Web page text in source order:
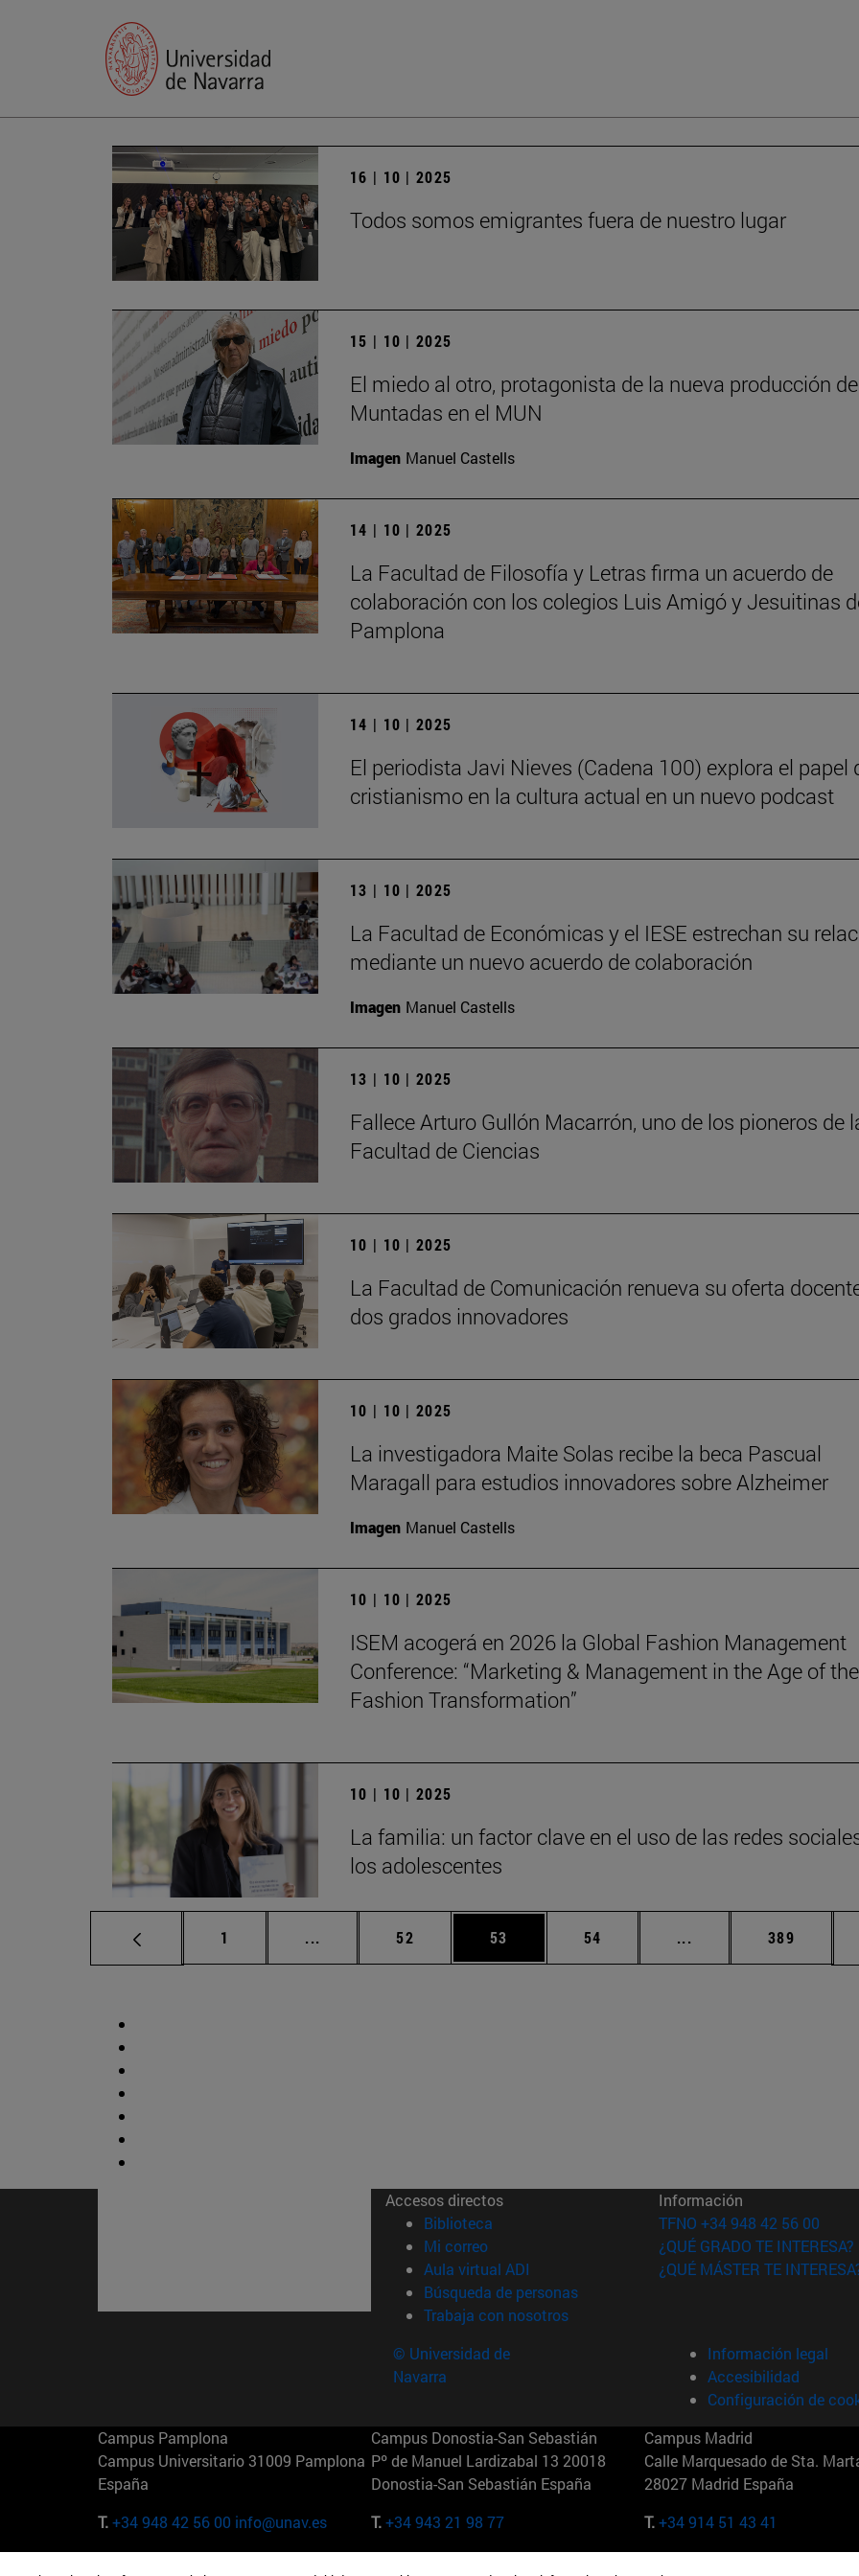
16 | 10 | 2025
Todos somos emigrantes fuera de nuestro lugar
15 | 10 | 2025
El miedo al otro, protagonista de la nueva producción de
Muntadas en el MUN
Imagen Manuel Castells
14 | 10 | 2025
La Facultad de Filosofía y Letras firma un acuerdo de
colaboración con los colegios Luis Amigó y Jesuitinas
Pamplona
14 | 10 | 2025
El periodista Javi Nieves (Cadena 100) explora el papel
cristianismo en la cultura actual en un nuevo podcast
13 | 10 | 2025
La Facultad de Económicas y el IESE estrechan su
mediante un nuevo acuerdo de colaboración
Imagen Manuel Castells
13 | 10 | 2025
Fallece Arturo Gullón Macarrón, uno de los pioneros de
Facultad de Ciencias
10 | 10 | 2025
La Facultad de Comunicación renueva su oferta
dos grados innovadores
10 | 10 | 2025
La investigadora Maite Solas recibe la beca Pascual
Maragall para estudios innovadores sobre Alzheimer
Imagen Manuel Castells
10 | 10 | 2025
ISEM acogerá en 2026 la Global Fashion Management
Conference: “Marketing & Management in the Age of
Fashion Transformation”
10 | 10 | 2025
La familia: un factor clave en el uso de las redes
los adolescentes
Página
1 ... Páginas intermedias Use TAB para desplazarse.
Página
52 Página
53 Página
54 ... Páginas intermedias
Página
389
Accesos directos
Biblioteca (abre en nueva ventana)
Mi correo(abre en nueva ventana)
Aula virtual ADI (abre en nueva ventana)
Búsqueda de personas(abre en nueva ventana)
Trabaja con nosotros(abre en nueva ventana)
Información
TFNO +34 948 42 56 00
¿QUÉ GRADO TE INTERESA?
¿QUÉ MÁSTER TE
© Universidad de
Navarra
Información legal
Accesibilidad
Configuración de
Campus Pamplona
Campus Universitario 31009 Pamplona
España
T.+34 948 42 56 00 info@unav.es
Campus Donostia-San Sebastián
Pº de Manuel Lardizabal 13 20018
Donostia-San Sebastián España
T.+34 943 21 98 77
Campus Madrid
Calle Marquesado de Sta.
28027 Madrid España
T.+34 914 51 43 41